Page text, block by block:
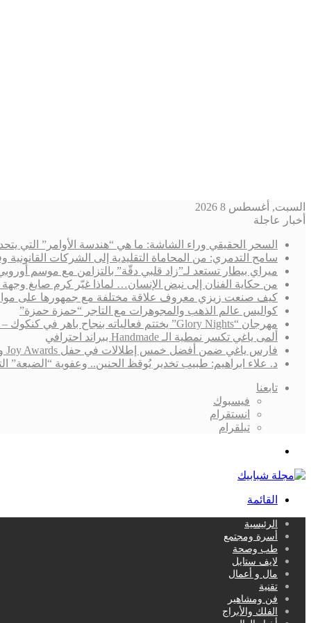
السبت, أغسطس 8 2026
أخبار عاجلة
السحر الحقيقي وراء الشاشة: ما هي “هندسة الأوامر” التي
سامح التدمري: من المحاماة التقليدية إلى الشركات
ميراي بيطار تستعد لـ”زاد قلبي دقّة” بالتزامن مع موسم
من حكاية الفنان إلى نبض الإنسان… لماذا غيّر كرم صايغ
كيف صنعت زيزي معروف علاقة مختلفة مع جمهورها على
كواليس عالم الذهب والمجوهرات مع التاجر “حمزة حمزة”
مهرجان “Glory Nights” يختتم فعالياته بنجاح باهر في كنكوك – المكسيك
ألمى ياغي تكسر نمطية الـ Handmade ببراند احترافي
فارس ياغي ضمن أفضل خمس إطلالات في حفل Joy Awards ونجاح “القدر” لايزال يُلاحقه!
د. علاء ابراهيم: طبيب تخدير يُوقظ الحنين.. وعفوية
تابعنا
فيسبوك
انستقرام
تيلقرام
القائمة
الرئيسية
أسرة ومجتمع
طب وصحة
لايف ستايل
مال و أعمال
تقنية
فن ومشاهير
الفلك والأبراج